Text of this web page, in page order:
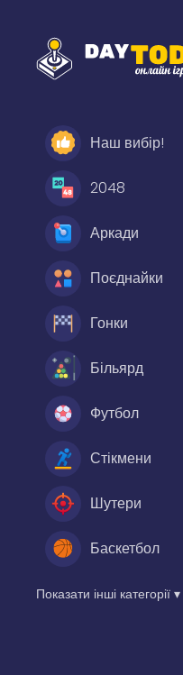
Наш вибір!
2048
Аркади
Поєднайки
Гонки
Більярд
Футбол
Стікмени
Шутери
Баскетбол
Показати інші категорії ▾